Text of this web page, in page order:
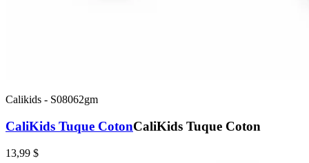
Calikids - S08062gm
CaliKids Tuque CotonCaliKids Tuque Coton
13,99 $